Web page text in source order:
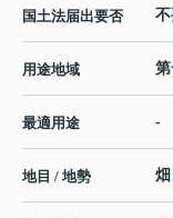
国土法届出要否
用途地域
最適用途 -
地目 / 地勢